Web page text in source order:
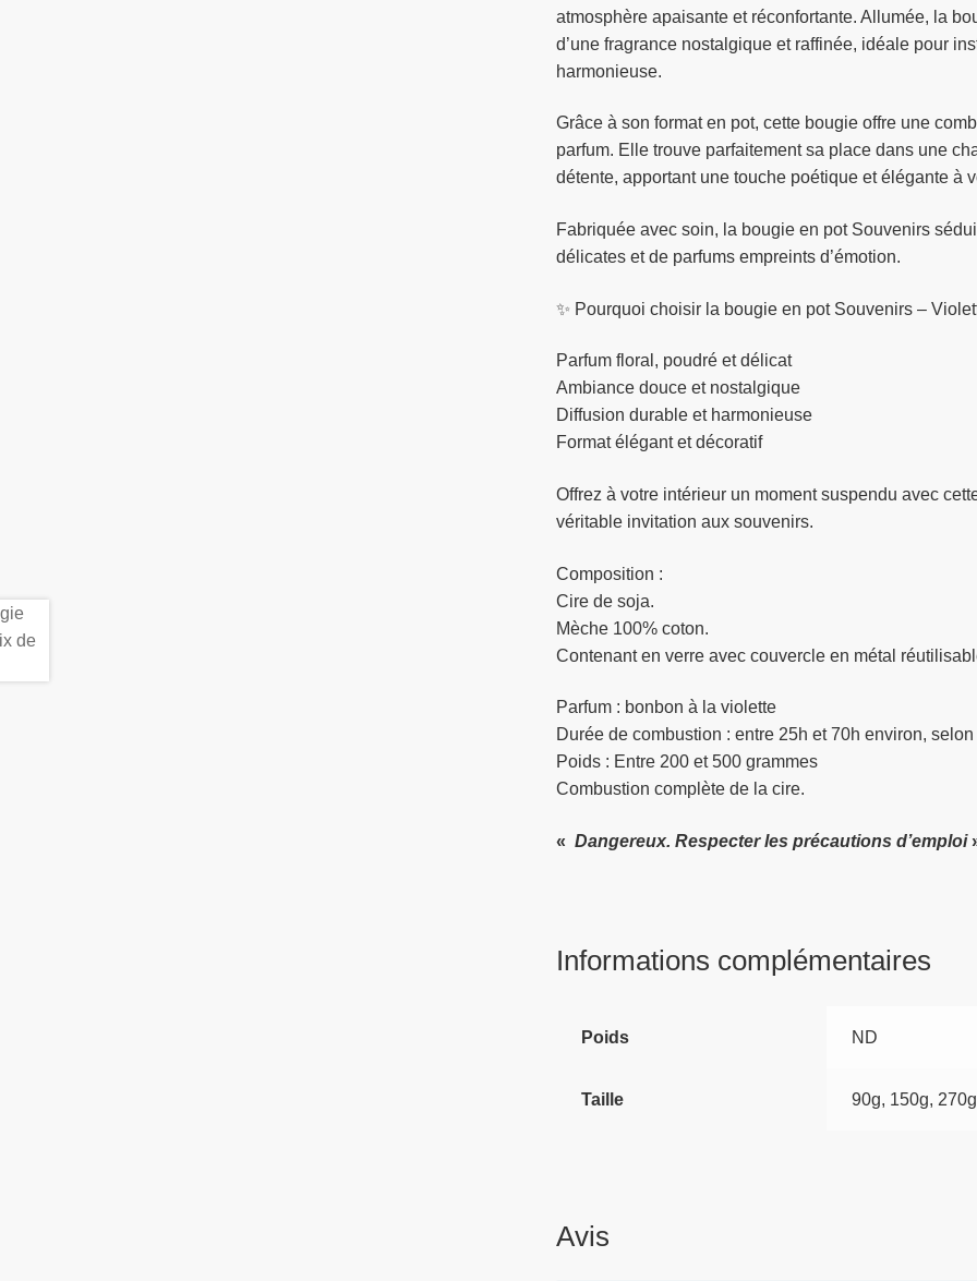
atmosphère apaisante et réconfortante. Allumée, la
d’une fragrance nostalgique et raffinée, idéale pour
harmonieuse.
Grâce à son format en pot, cette bougie offre une
parfum. Elle trouve parfaitement sa place dans une
détente, apportant une touche poétique et élégante à
Fabriquée avec soin, la bougie en pot Souvenirs
délicates et de parfums empreints d’émotion.
✨ Pourquoi choisir la bougie en pot Souvenirs –
Parfum floral, poudré et délicat
Ambiance douce et nostalgique
Diffusion durable et harmonieuse
Format élégant et décoratif
Offrez à votre intérieur un moment suspendu avec
véritable invitation aux souvenirs.
Composition :
Cire de soja.
Mèche 100% coton.
Contenant en verre avec couvercle en métal
Parfum : bonbon à la violette
Durée de combustion : entre 25h et 70h environ,
Poids : Entre 200 et 500 grammes
Combustion complète de la cire.
«Dangereux. Respecter les précautions d’emploi
Informations complémentaires
Poids ND
Taille 90g, 150g, 270g
Avis